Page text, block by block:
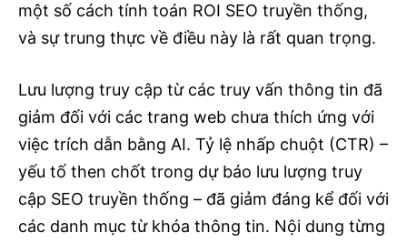
một số cách tính toán ROI SEO truyền thống,
và sự trung thực về điều này là rất quan trọng.
Lưu lượng truy cập từ các truy vấn thông tin đã
giảm đối với các trang web chưa thích ứng với
việc trích dẫn bằng AI. Tỷ lệ nhấp chuột (CTR) –
yếu tố then chốt trong dự báo lưu lượng truy
cập SEO truyền thống – đã giảm đáng kể đối với
các danh mục từ khóa thông tin. Nội dung từng